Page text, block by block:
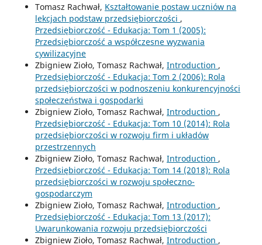
Tomasz Rachwał, Kształtowanie postaw uczniów na
lekcjach podstaw przedsiębiorczości ,
Przedsiębiorczość - Edukacja: Tom 1 (2005):
Przedsiębiorczość a współczesne wyzwania
cywilizacyjne
Zbigniew Zioło, Tomasz Rachwał, Introduction ,
Przedsiębiorczość - Edukacja: Tom 2 (2006): Rola
przedsiębiorczości w podnoszeniu konkurencyjności
społeczeństwa i gospodarki
Zbigniew Zioło, Tomasz Rachwał, Introduction ,
Przedsiębiorczość - Edukacja: Tom 10 (2014): Rola
przedsiębiorczości w rozwoju firm i układów
przestrzennych
Zbigniew Zioło, Tomasz Rachwał, Introduction ,
Przedsiębiorczość - Edukacja: Tom 14 (2018): Rola
przedsiębiorczości w rozwoju społeczno-
gospodarczym
Zbigniew Zioło, Tomasz Rachwał, Introduction ,
Przedsiębiorczość - Edukacja: Tom 13 (2017):
Uwarunkowania rozwoju przedsiębiorczości
Zbigniew Zioło, Tomasz Rachwał, Introduction ,